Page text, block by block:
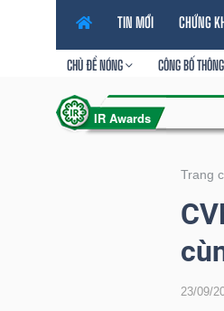
TIN MỚI CHỨNG
CHỦ ĐỀ NÓNG CÔNG BỐ
Trang
23/09/
năng
VIETSTOCK